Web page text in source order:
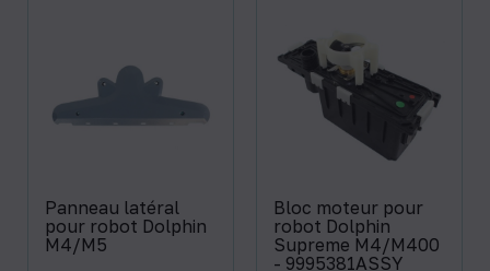
Panneau latéral
pour robot Dolphin
M4/M5
Bloc moteur pour
robot Dolphin
Supreme M4/M400
- 9995381ASSY